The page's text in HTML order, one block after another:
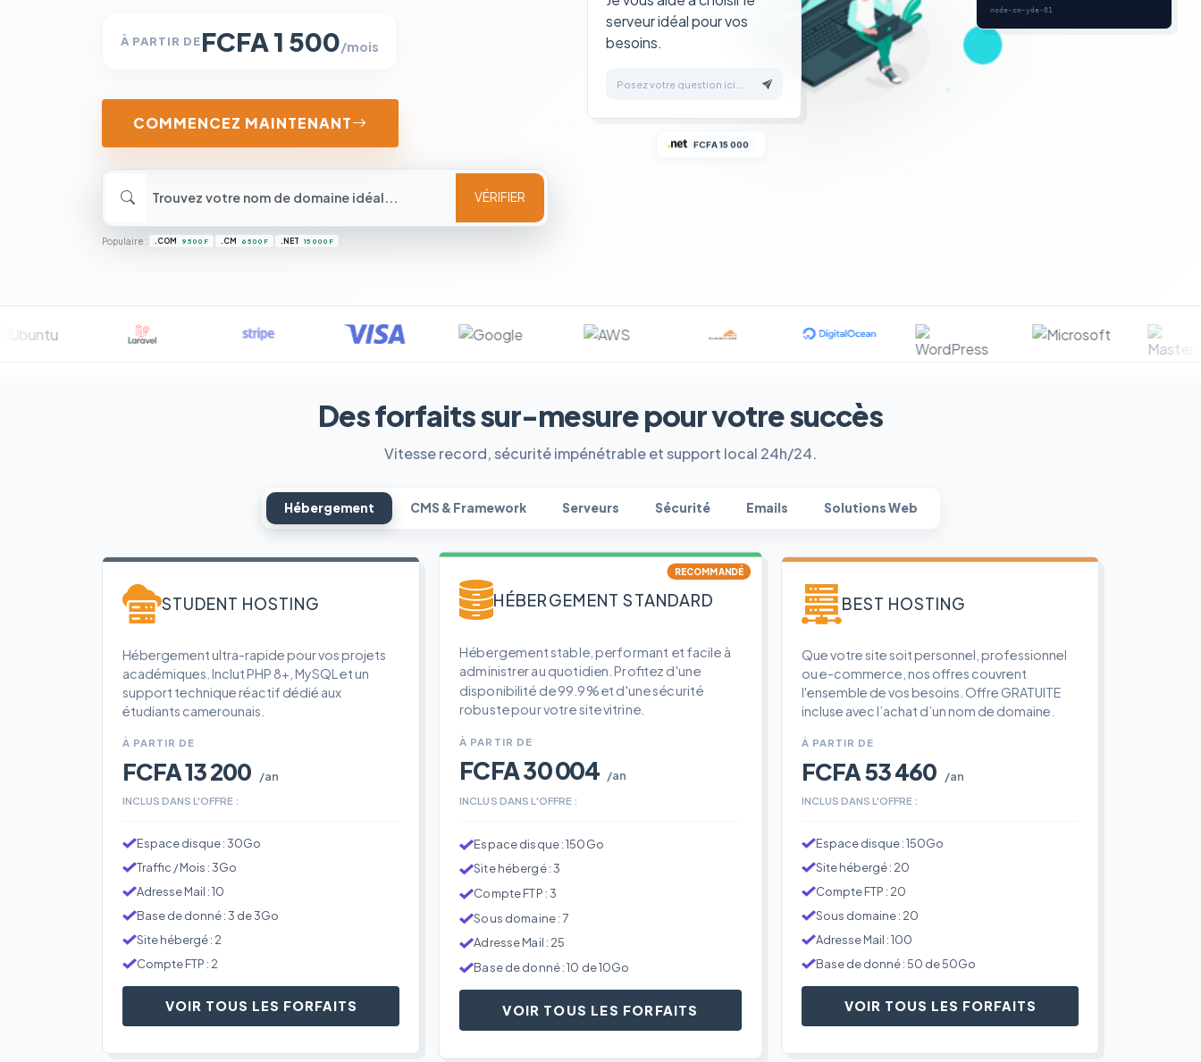
À PARTIR DEFCFA 1 500/mois
COMMENCEZ MAINTENANT
VÉRIFIER
Populaire : .COM 9 500 F .CM 6 500 F .NET 15 000 F
serveur idéal pour vos
besoins.
Posez votre question ici...
node-cm-yde-01
FCFA 15 000
Des forfaits sur-mesure pour votre succès
Vitesse record, sécurité impénétrable et support local 24h/24.
Hébergement CMS & Framework Serveurs Sécurité Emails Solutions Web
STUDENT HOSTING
Hébergement ultra-rapide pour vos projets
académiques. Inclut PHP 8+, MySQL et un
support technique réactif dédié aux
étudiants camerounais.
À PARTIR DE
FCFA 13 200 /an
INCLUS DANS L'OFFRE :
Espace disque : 30Go
Traffic / Mois : 3Go
Adresse Mail : 10
Base de donné : 3 de 3Go
Site hébergé : 2
Compte FTP : 2
VOIR TOUS LES FORFAITS
RECOMMANDÉ
HÉBERGEMENT STANDARD
Hébergement stable, performant et facile à
administrer au quotidien. Profitez d'une
disponibilité de 99.9% et d'une sécurité
robuste pour votre site vitrine.
À PARTIR DE
FCFA 30 004 /an
INCLUS DANS L'OFFRE :
Espace disque : 150Go
Site hébergé : 3
Compte FTP : 3
Sous domaine : 7
Adresse Mail : 25
Base de donné : 10 de 10Go
VOIR TOUS LES FORFAITS
BEST HOSTING
Que votre site soit personnel, professionnel
ou e-commerce, nos offres couvrent
l'ensemble de vos besoins. Offre GRATUITE
incluse avec l’achat d’un nom de domaine.
À PARTIR DE
FCFA 53 460 /an
INCLUS DANS L'OFFRE :
Espace disque : 150Go
Site hébergé : 20
Compte FTP : 20
Sous domaine : 20
Adresse Mail : 100
Base de donné : 50 de 50Go
VOIR TOUS LES FORFAITS